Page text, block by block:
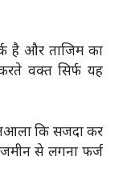
है और ताजिम का
वक्त सिर्फ यह
कि सजदा कर
से लगना फर्ज